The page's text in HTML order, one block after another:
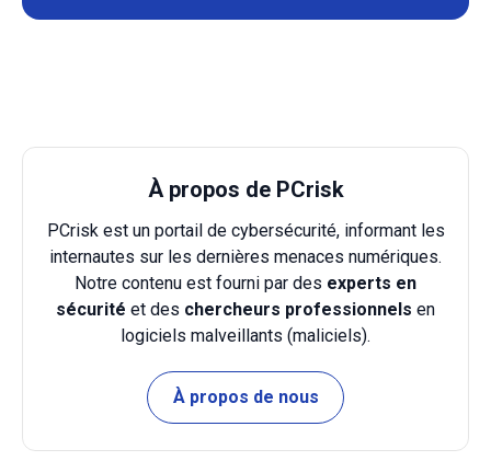
À propos de PCrisk
PCrisk est un portail de cybersécurité, informant les
internautes sur les dernières menaces numériques.
Notre contenu est fourni par des experts en
sécurité et des chercheurs professionnels en
logiciels malveillants (maliciels).
À propos de nous